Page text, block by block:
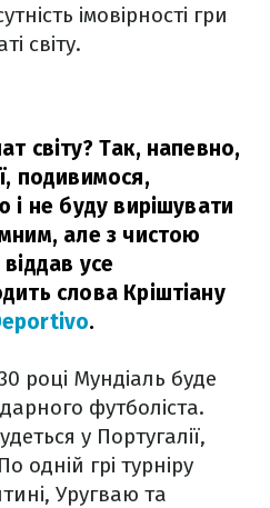
імовірності гри
світу.
світу? Так, напевно,
подивимося,
і не буду вирішувати
але з чистою
усе
слова Кріштіану
.
році Мундіаль буде
футболіста.
у Португалії,
одній грі турніру
Уругваю та